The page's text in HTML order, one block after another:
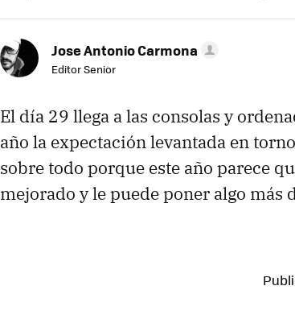
Jose Antonio Carmona
Editor Senior
El día 29 llega a las consolas y
año la expectación levantada en
sobre todo porque este año parece
mejorado y le puede poner algo más